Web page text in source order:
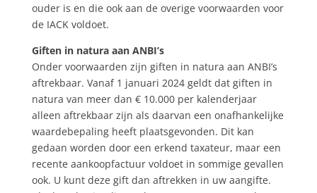
ouder is en die ook aan de overige voorwaarden voor
de IACK voldoet.
Giften in natura aan ANBI’s
Onder voorwaarden zijn giften in natura aan ANBI’s
aftrekbaar. Vanaf 1 januari 2024 geldt dat giften in
natura van meer dan € 10.000 per kalenderjaar
alleen aftrekbaar zijn als daarvan een onafhankelijke
waardebepaling heeft plaatsgevonden. Dit kan
gedaan worden door een erkend taxateur, maar een
recente aankoopfactuur voldoet in sommige gevallen
ook. U kunt deze gift dan aftrekken in uw aangifte.